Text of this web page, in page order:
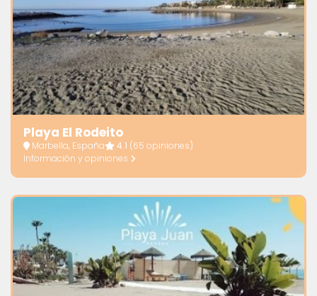
Playa El Rodeito
Marbella, España 4.1 (65 opiniones)
Información y opiniones